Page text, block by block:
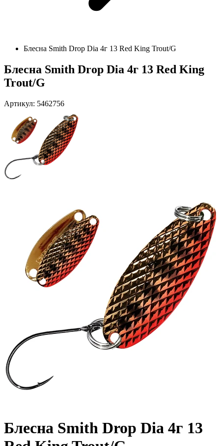
Блесна Smith Drop Dia 4г 13 Red King Trout/G
Блесна Smith Drop Dia 4г 13 Red King
Trout/G
Артикул: 5462756
Блесна Smith Drop Dia 4г 13